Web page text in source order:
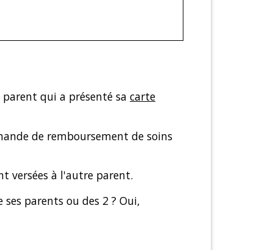
qui a présenté sa carte
de remboursement de soins
versées à l'autre parent.
parents ou des 2 ? Oui,